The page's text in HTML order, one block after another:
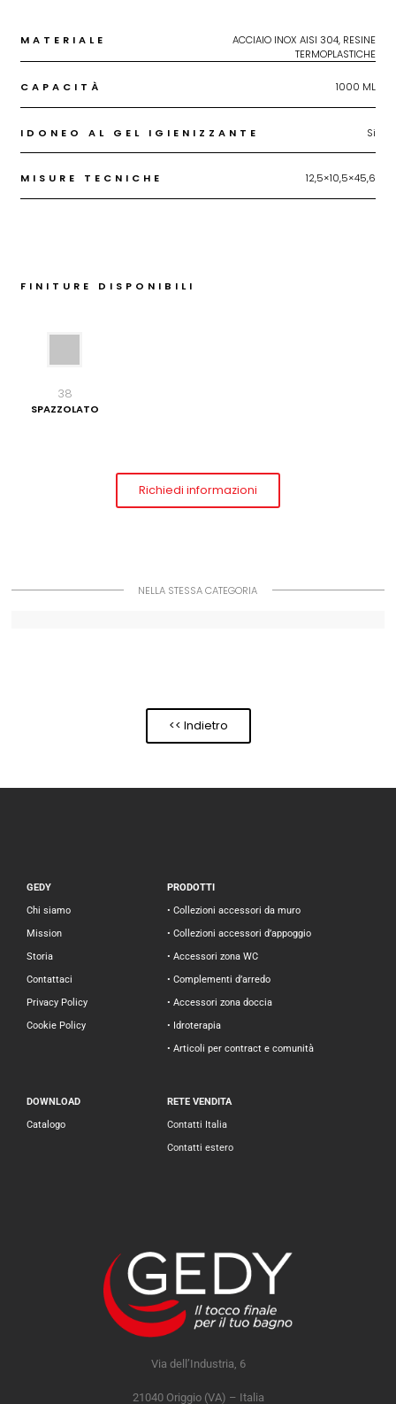
MATERIALE
ACCIAIO INOX AISI 304, RESINE
TERMOPLASTICHE
CAPACITÀ 1000 ML
IDONEO AL GEL IGIENIZZANTE Si
MISURE TECNICHE 12,5×10,5×45,6
FINITURE DISPONIBILI
38
SPAZZOLATO
Richiedi informazioni
NELLA STESSA CATEGORIA
<< Indietro
GEDY
Chi siamo
Mission
Storia
Contattaci
Privacy Policy
Cookie Policy
PRODOTTI
• Collezioni accessori da muro
• Collezioni accessori d’appoggio
• Accessori zona WC
• Complementi d’arredo
• Accessori zona doccia
• Idroterapia
• Articoli per contract e comunità
DOWNLOAD
Catalogo
RETE VENDITA
Contatti Italia
Contatti estero
Via dell’Industria, 6
21040 Origgio (VA) – Italia